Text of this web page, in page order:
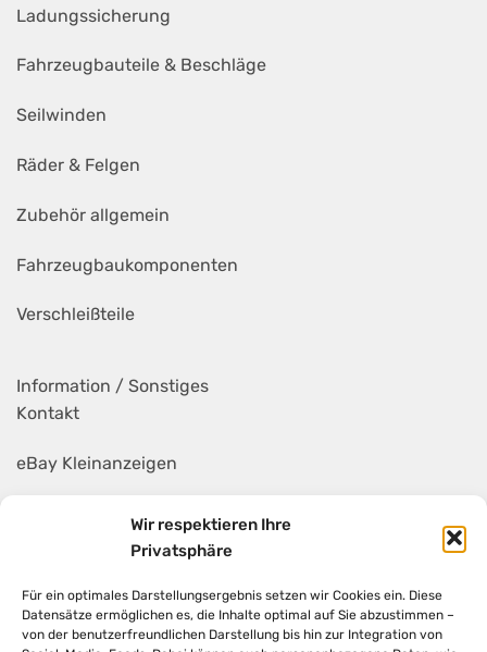
Wir respektieren Ihre
Privatsphäre
Für ein optimales Darstellungsergebnis setzen wir Cookies ein. Diese
Datensätze ermöglichen es, die Inhalte optimal auf Sie abzustimmen –
von der benutzerfreundlichen Darstellung bis hin zur Integration von
Ladungssicherung
Fahrzeugbauteile & Beschläge
Seilwinden
Räder & Felgen
Zubehör allgemein
Fahrzeugbaukomponenten
Verschleißteile
Information / Sonstiges
Kontakt
eBay Kleinanzeigen
Widerruf